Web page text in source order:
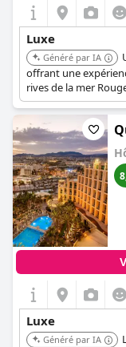
Luxe
Généré par IA
offrant une
rives de la mer
méticuleusement
complexe Herods,
Luxe
Généré par IA